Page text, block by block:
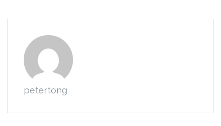
petertong